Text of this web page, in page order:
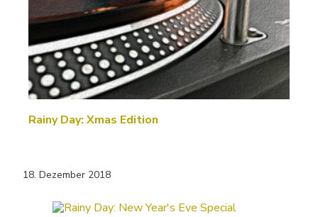
Rainy Day: Xmas Edition
18. Dezember 2018